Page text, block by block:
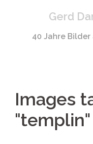
Gerd
40 Jahre
Images
"templin"